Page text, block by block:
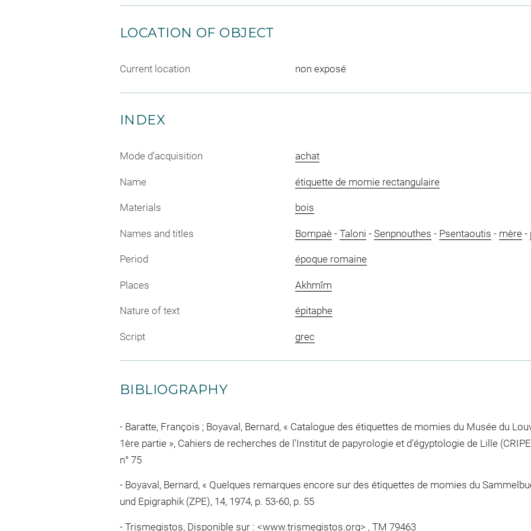
LOCATION OF OBJECT
Current location non exposé
INDEX
Mode d'acquisition achat
Name étiquette de momie rectangulaire
Materials bois
Names and titles Bompaè- Taloni - Senpnouthes - Psentaoutis - mère-
Period époque romaine
Places Akhmîm
Nature of text épitaphe
Script grec
BIBLIOGRAPHY
Baratte, François ; Boyaval, Bernard, « Catalogue des étiquettes de momies du Musée du
1ère partie », Cahiers de recherches de l'Institut de papyrologie et d'égyptologie de Lille
n° 75
Boyaval, Bernard, « Quelques remarques encore sur des étiquettes de momies du
und Epigraphik (ZPE), 14, 1974, p. 53-60, p. 55
Trismegistos, Disponible sur : <www.trismegistos.org> , TM 79463